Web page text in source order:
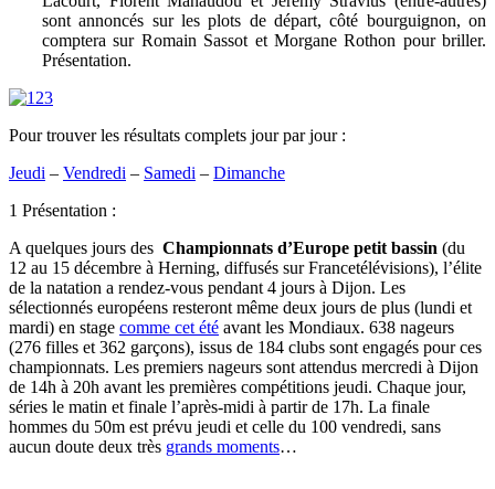
sont annoncés sur les plots de départ, côté bourguignon, on
comptera sur Romain Sassot et Morgane Rothon pour briller.
Présentation.
Pour trouver les résultats complets jour par jour :
Jeudi – Vendredi – Samedi – Dimanche
1 Présentation :
A quelques jours des Championnats d’Europe petit bassin (du
12 au 15 décembre à Herning, diffusés sur Francetélévisions), l’élite
de la natation a rendez-vous pendant 4 jours à Dijon. Les
sélectionnés européens resteront même deux jours de plus (lundi et
mardi) en stage comme cet été avant les Mondiaux. 638 nageurs
(276 filles et 362 garçons), issus de 184 clubs sont engagés pour ces
championnats. Les premiers nageurs sont attendus mercredi à Dijon
de 14h à 20h avant les premières compétitions jeudi. Chaque jour,
séries le matin et finale l’après-midi à partir de 17h. La finale
hommes du 50m est prévu jeudi et celle du 100 vendredi, sans
aucun doute deux très grands moments…